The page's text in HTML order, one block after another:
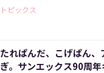
トピックス
たれぱんだ、こげぱん
ぎ。サンエックス90周